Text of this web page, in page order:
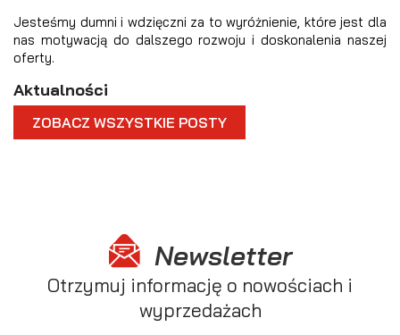
Jesteśmy dumni i wdzięczni za to wyróżnienie, które jest dla
nas motywacją do dalszego rozwoju i doskonalenia naszej
oferty.
Aktualności
ZOBACZ WSZYSTKIE POSTY
Newsletter
Otrzymuj informację o nowościach i
wyprzedażach